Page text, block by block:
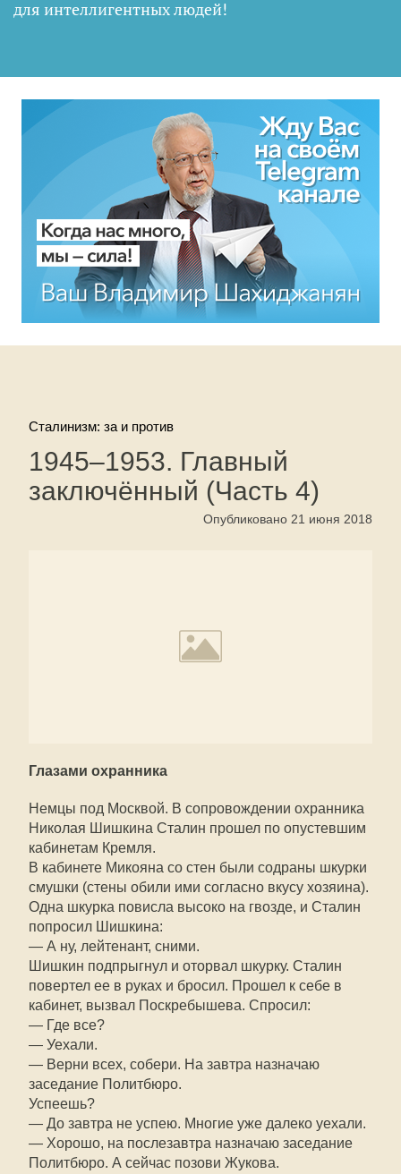
для интеллигентных людей!
Сталинизм: за и против
1945–1953. Главный
заключённый (Часть 4)
Опубликовано 21 июня 2018
Глазами охранника
Немцы под Москвой. В сопровождении охранника
Николая Шишкина Сталин прошел по опустевшим
кабинетам Кремля.
В кабинете Микояна со стен были содраны шкурки
смушки (стены обили ими согласно вкусу хозяина).
Одна шкурка повисла высоко на гвозде, и Сталин
попросил Шишкина:
— А ну, лейтенант, сними.
Шишкин подпрыгнул и оторвал шкурку. Сталин
повертел ее в руках и бросил. Прошел к себе в
кабинет, вызвал Поскребышева. Спросил:
— Где все?
— Уехали.
— Верни всех, собери. На завтра назначаю
заседание Политбюро.
Успеешь?
— До завтра не успею. Многие уже далеко уехали.
— Хорошо, на послезавтра назначаю заседание
Политбюро. А сейчас позови Жукова.